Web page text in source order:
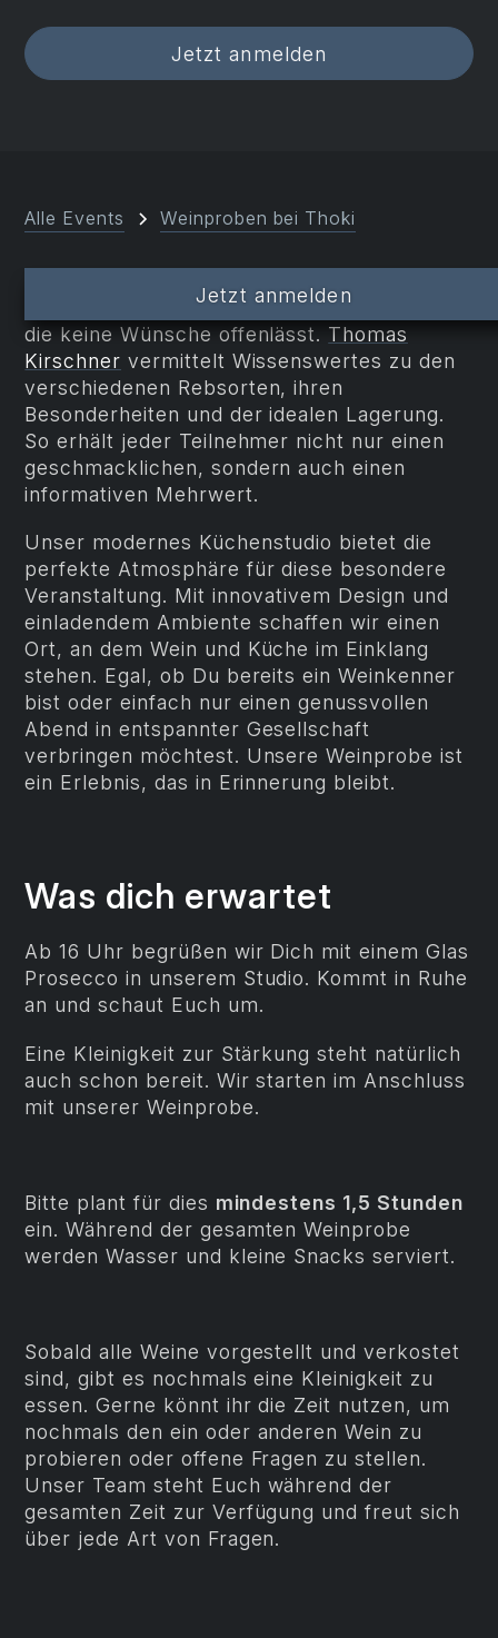
Jetzt anmelden
Alle Events Weinproben bei Thoki
finden bei Thoki eine Weinprobe,
die keine Wünsche offenlässt. Thomas
Kirschner vermittelt Wissenswertes zu den
verschiedenen Rebsorten, ihren
Besonderheiten und der idealen Lagerung.
So erhält jeder Teilnehmer nicht nur einen
geschmacklichen, sondern auch einen
informativen Mehrwert.
Unser modernes Küchenstudio bietet die
perfekte Atmosphäre für diese besondere
Veranstaltung. Mit innovativem Design und
einladendem Ambiente schaffen wir einen
Ort, an dem Wein und Küche im Einklang
stehen. Egal, ob Du bereits ein Weinkenner
bist oder einfach nur einen genussvollen
Abend in entspannter Gesellschaft
verbringen möchtest. Unsere Weinprobe ist
ein Erlebnis, das in Erinnerung bleibt.
Was dich erwartet
Ab 16 Uhr begrüßen wir Dich mit einem Glas
Prosecco in unserem Studio. Kommt in Ruhe
an und schaut Euch um.
Eine Kleinigkeit zur Stärkung steht natürlich
auch schon bereit. Wir starten im Anschluss
mit unserer Weinprobe.
Bitte plant für dies mindestens 1,5 Stunden
ein. Während der gesamten Weinprobe
werden Wasser und kleine Snacks serviert.
Sobald alle Weine vorgestellt und verkostet
sind, gibt es nochmals eine Kleinigkeit zu
essen. Gerne könnt ihr die Zeit nutzen, um
nochmals den ein oder anderen Wein zu
probieren oder offene Fragen zu stellen.
Unser Team steht Euch während der
gesamten Zeit zur Verfügung und freut sich
über jede Art von Fragen.
Jetzt anmelden